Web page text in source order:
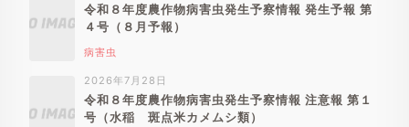
令和８年度農作物病害虫発生予察情報 発生予報 第
４号（８月予報）
病害虫
2026年7月28日
令和８年度農作物病害虫発生予察情報 注意報 第１
号（水稲 斑点米カメムシ類）